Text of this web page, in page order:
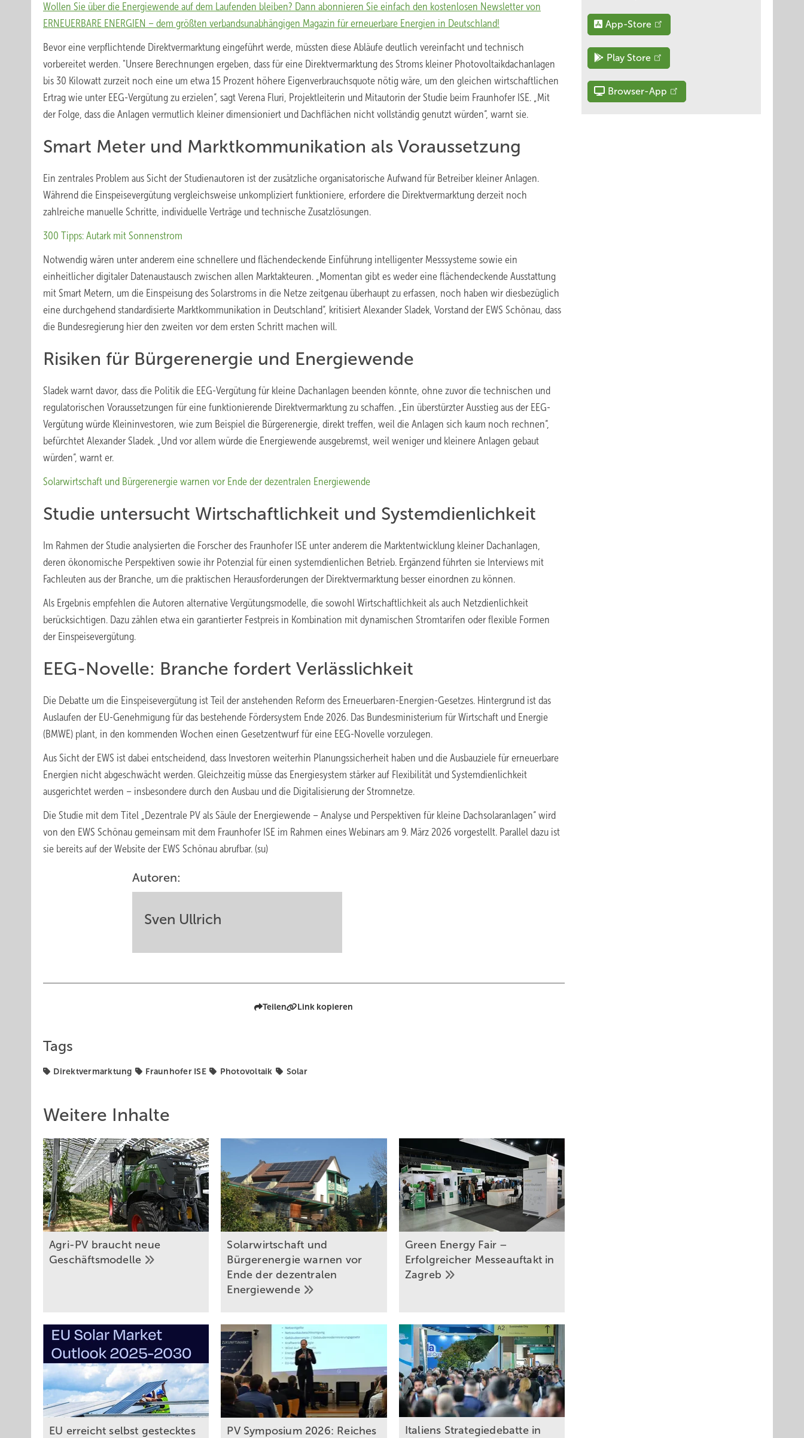
Wollen Sie über die Energiewende auf dem Laufenden bleiben? Dann abonnieren Sie einfach den kostenlosen Newsletter von
ERNEUERBARE ENERGIEN – dem größten verbandsunabhängigen Magazin für erneuerbare Energien in Deutschland!
Bevor eine verpflichtende Direktvermarktung eingeführt werde, müssten diese Abläufe deutlich vereinfacht und technisch
vorbereitet werden. "Unsere Berechnungen ergeben, dass für eine Direktvermarktung des Stroms kleiner Photovoltaikdachanlagen
bis 30 Kilowatt zurzeit noch eine um etwa 15 Prozent höhere Eigenverbrauchsquote nötig wäre, um den gleichen wirtschaftlichen
Ertrag wie unter EEG-Vergütung zu erzielen“, sagt Verena Fluri, Projektleiterin und Mitautorin der Studie beim Fraunhofer ISE. „Mit
der Folge, dass die Anlagen vermutlich kleiner dimensioniert und Dachflächen nicht vollständig genutzt würden“, warnt sie.
Smart Meter und Marktkommunikation als Voraussetzung
Ein zentrales Problem aus Sicht der Studienautoren ist der zusätzliche organisatorische Aufwand für Betreiber kleiner Anlagen.
Während die Einspeisevergütung vergleichsweise unkompliziert funktioniere, erfordere die Direktvermarktung derzeit noch
zahlreiche manuelle Schritte, individuelle Verträge und technische Zusatzlösungen.
300 Tipps: Autark mit Sonnenstrom
Notwendig wären unter anderem eine schnellere und flächendeckende Einführung intelligenter Messsysteme sowie ein
einheitlicher digitaler Datenaustausch zwischen allen Marktakteuren. „Momentan gibt es weder eine flächendeckende Ausstattung
mit Smart Metern, um die Einspeisung des Solarstroms in die Netze zeitgenau überhaupt zu erfassen, noch haben wir diesbezüglich
eine durchgehend standardisierte Marktkommunikation in Deutschland“, kritisiert Alexander Sladek, Vorstand der EWS Schönau, dass
die Bundesregierung hier den zweiten vor dem ersten Schritt machen will.
Risiken für Bürgerenergie und Energiewende
Sladek warnt davor, dass die Politik die EEG-Vergütung für kleine Dachanlagen beenden könnte, ohne zuvor die technischen und
regulatorischen Voraussetzungen für eine funktionierende Direktvermarktung zu schaffen. „Ein überstürzter Ausstieg aus der EEG-
Vergütung würde Kleininvestoren, wie zum Beispiel die Bürgerenergie, direkt treffen, weil die Anlagen sich kaum noch rechnen“,
befürchtet Alexander Sladek. „Und vor allem würde die Energiewende ausgebremst, weil weniger und kleinere Anlagen gebaut
würden“, warnt er.
Solarwirtschaft und Bürgerenergie warnen vor Ende der dezentralen Energiewende
Studie untersucht Wirtschaftlichkeit und Systemdienlichkeit
Im Rahmen der Studie analysierten die Forscher des Fraunhofer ISE unter anderem die Marktentwicklung kleiner Dachanlagen,
deren ökonomische Perspektiven sowie ihr Potenzial für einen systemdienlichen Betrieb. Ergänzend führten sie Interviews mit
Fachleuten aus der Branche, um die praktischen Herausforderungen der Direktvermarktung besser einordnen zu können.
Als Ergebnis empfehlen die Autoren alternative Vergütungsmodelle, die sowohl Wirtschaftlichkeit als auch Netzdienlichkeit
berücksichtigen. Dazu zählen etwa ein garantierter Festpreis in Kombination mit dynamischen Stromtarifen oder flexible Formen
der Einspeisevergütung.
EEG-Novelle: Branche fordert Verlässlichkeit
Die Debatte um die Einspeisevergütung ist Teil der anstehenden Reform des Erneuerbaren-Energien-Gesetzes. Hintergrund ist das
Auslaufen der EU-Genehmigung für das bestehende Fördersystem Ende 2026. Das Bundesministerium für Wirtschaft und Energie
(BMWE) plant, in den kommenden Wochen einen Gesetzentwurf für eine EEG-Novelle vorzulegen.
Aus Sicht der EWS ist dabei entscheidend, dass Investoren weiterhin Planungssicherheit haben und die Ausbauziele für erneuerbare
Energien nicht abgeschwächt werden. Gleichzeitig müsse das Energiesystem stärker auf Flexibilität und Systemdienlichkeit
ausgerichtet werden – insbesondere durch den Ausbau und die Digitalisierung der Stromnetze.
Die Studie mit dem Titel „Dezentrale PV als Säule der Energiewende – Analyse und Perspektiven für kleine Dachsolaranlagen“ wird
von den EWS Schönau gemeinsam mit dem Fraunhofer ISE im Rahmen eines Webinars am 9. März 2026 vorgestellt. Parallel dazu ist
sie bereits auf der Website der EWS Schönau abrufbar. (su)
Autoren:
Sven Ullrich
Teilen Link kopieren
Tags
Direktvermarktung Fraunhofer ISE Photovoltaik Solar
Weitere Inhalte
Agri-PV braucht neue
Geschäftsmodelle
Solarwirtschaft und
Bürgerenergie warnen vor
Ende der dezentralen
Energiewende
Green Energy Fair –
Erfolgreicher Messeauftakt in
Zagreb
EU erreicht selbst gestecktes PV Symposium 2026: Reiches Italiens Strategiedebatte in
App-Store
Play Store
Browser-App